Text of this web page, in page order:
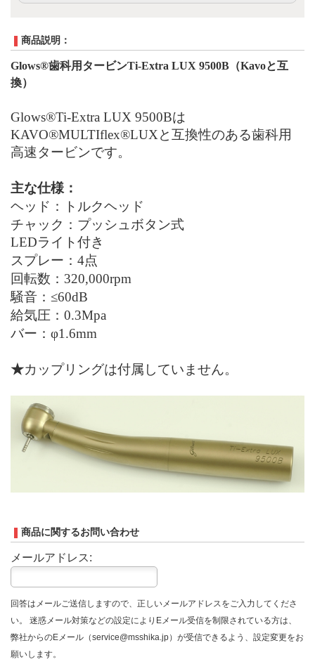
商品説明：
Glows®歯科用タービンTi-Extra LUX 9500B（Kavoと互
換）
Glows®Ti-Extra LUX 9500Bは
KAVO®MULTIflex®LUXと互換性のある歯科用
高速タービンです。
主な仕様：
ヘッド：トルクヘッド
チャック：プッシュボタン式
LEDライト付き
スプレー：4点
回転数：320,000rpm
騒音：≤60dB
給気圧：0.3Mpa
バー：φ1.6mm
★カップリングは付属していません。
商品に関するお問い合わせ
メールアドレス:
回答はメールご送信しますので、正しいメールアドレスをご入力してくださ
い。 迷惑メール対策などの設定によりEメール受信を制限されている方は、
弊社からのEメール（service@msshika.jp）が受信できるよう、設定変更をお
願いします。